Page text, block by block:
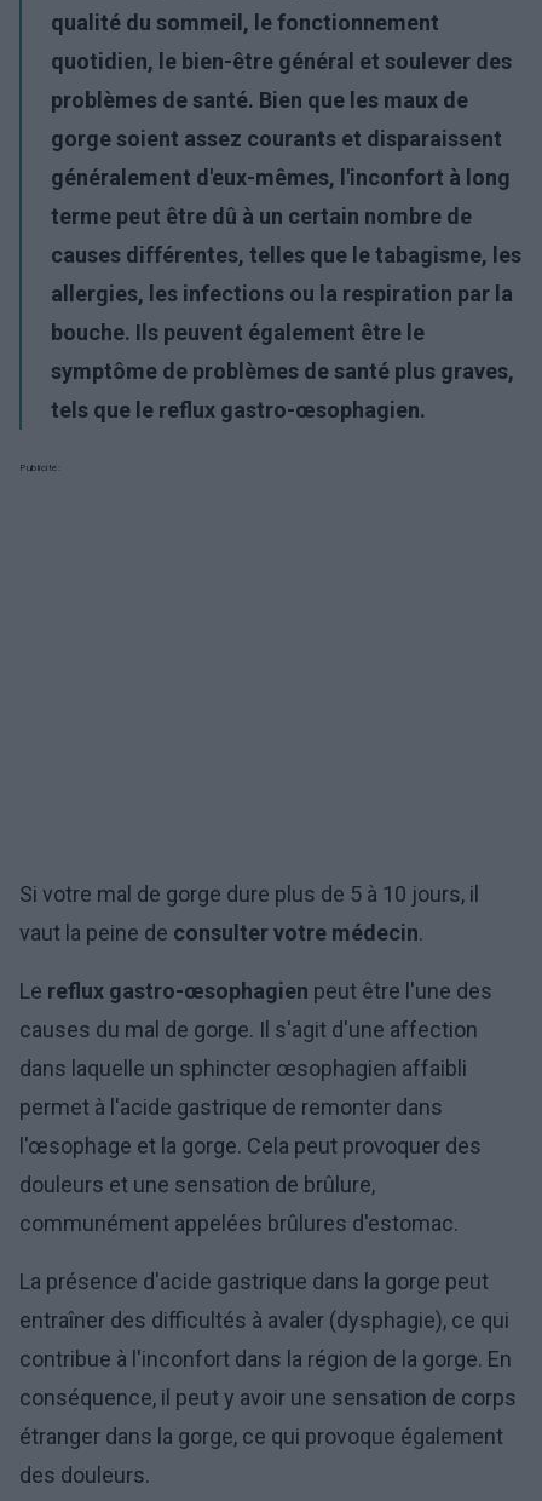
qualité du sommeil, le fonctionnement
quotidien, le bien-être général et soulever des
problèmes de santé. Bien que les maux de
gorge soient assez courants et disparaissent
généralement d'eux-mêmes, l'inconfort à long
terme peut être dû à un certain nombre de
causes différentes, telles que le tabagisme, les
allergies, les infections ou la respiration par la
bouche. Ils peuvent également être le
symptôme de problèmes de santé plus graves,
tels que le reflux gastro-œsophagien.
Publicité:
Si votre mal de gorge dure plus de 5 à 10 jours, il
vaut la peine de consulter votre médecin.
Le reflux gastro-œsophagien peut être l'une des
causes du mal de gorge. Il s'agit d'une affection
dans laquelle un sphincter œsophagien affaibli
permet à l'acide gastrique de remonter dans
l'œsophage et la gorge. Cela peut provoquer des
douleurs et une sensation de brûlure,
communément appelées brûlures d'estomac.
La présence d'acide gastrique dans la gorge peut
entraîner des difficultés à avaler (dysphagie), ce qui
contribue à l'inconfort dans la région de la gorge. En
conséquence, il peut y avoir une sensation de corps
étranger dans la gorge, ce qui provoque également
des douleurs.